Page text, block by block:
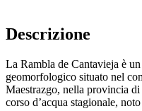
Descrizione
La Rambla de Cantavieja è
geomorfologico situato nel
Maestrazgo, nella provincia
corso d’acqua stagionale,